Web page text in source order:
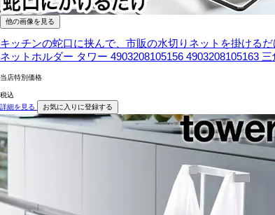
他の画像を見る
キッチンの蛇口に挟んで、市販の水切りネットを掛ける
ネットホルダー タワー 4903208105156 4903208105163
当店特別価格
税込
詳細を見る
お気に入りに登録する